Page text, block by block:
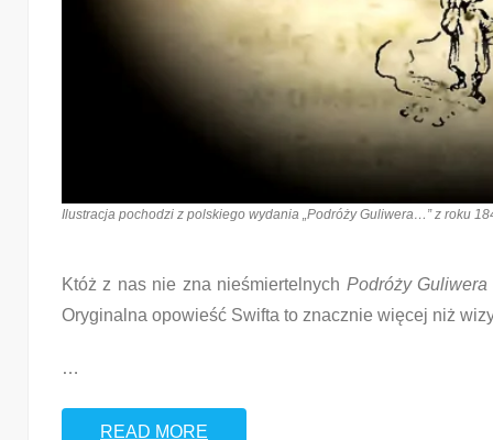
Ilustracja pochodzi z polskiego wydania „Podróży Guliwera…” z roku
Któż z nas nie zna nieśmiertelnych Podróży Guliwera
Oryginalna opowieść Swifta to znacznie więcej niż
…
READ MORE